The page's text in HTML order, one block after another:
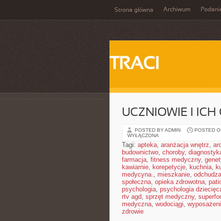
Strona główna Archiwum
TRACI
UCZNIOWIE I ICH
POSTED BY ADMIN POSTED
WYŁĄCZONA
Tagi: apteka, aranżacja wnętrz,
budownictwo, choroby,
farmacja, fitness medyczny,
kawiarnie, korepetycje, kuchnia,
medycyna., mieszkanie,
społeczna, opieka zdrowotna,
psychologia, psychologia
rtv agd, sprzęt medyczny,
medyczna, wodociągi,
zdrowie